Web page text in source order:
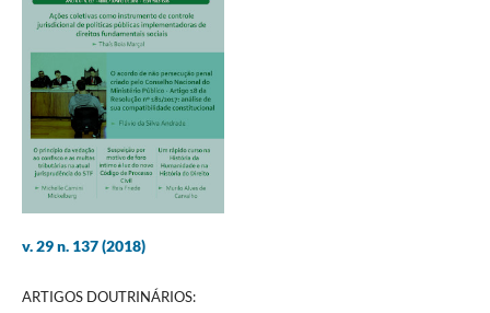
v. 29 n. 137 (2018)
ARTIGOS DOUTRINÁRIOS: